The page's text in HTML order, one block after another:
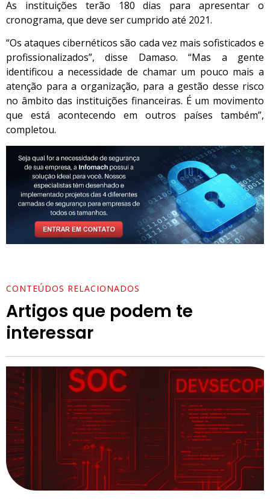
As instituições terão 180 dias para apresentar o
cronograma, que deve ser cumprido até 2021.
“Os ataques cibernéticos são cada vez mais sofisticados e
profissionalizados”, disse Damaso. “Mas a gente
identificou a necessidade de chamar um pouco mais a
atenção para a organização, para a gestão desse risco
no âmbito das instituições financeiras. É um movimento
que está acontecendo em outros países também”,
completou.
CONTEÚDOS RELACIONADOS
Artigos que podem te
interessar